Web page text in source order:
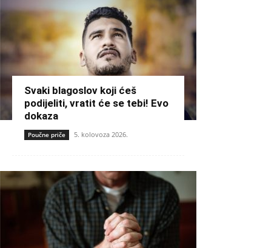
Svaki blagoslov koji ćeš
podijeliti, vratit će se tebi! Evo
dokaza
Poučne priče 5. kolovoza 2026.